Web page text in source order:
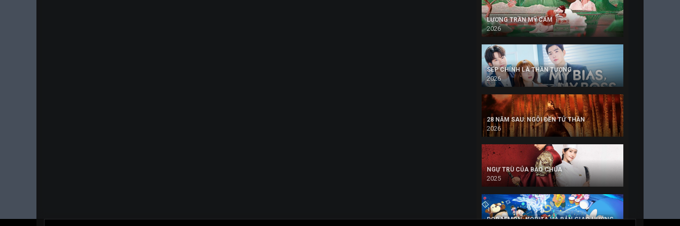
LƯƠNG TRẦN MỸ CẨM
2026
SẾP CHÍNH LÀ THẦN TƯỢNG
2026
28 NĂM SAU: NGÔI ĐỀN TỬ THẦN
2026
NGỰ TRÙ CỦA BẠO CHÚA
2025
DORAEMON: NOBITA VÀ BẢN GIAO HƯỞNG ĐỊA CẦU